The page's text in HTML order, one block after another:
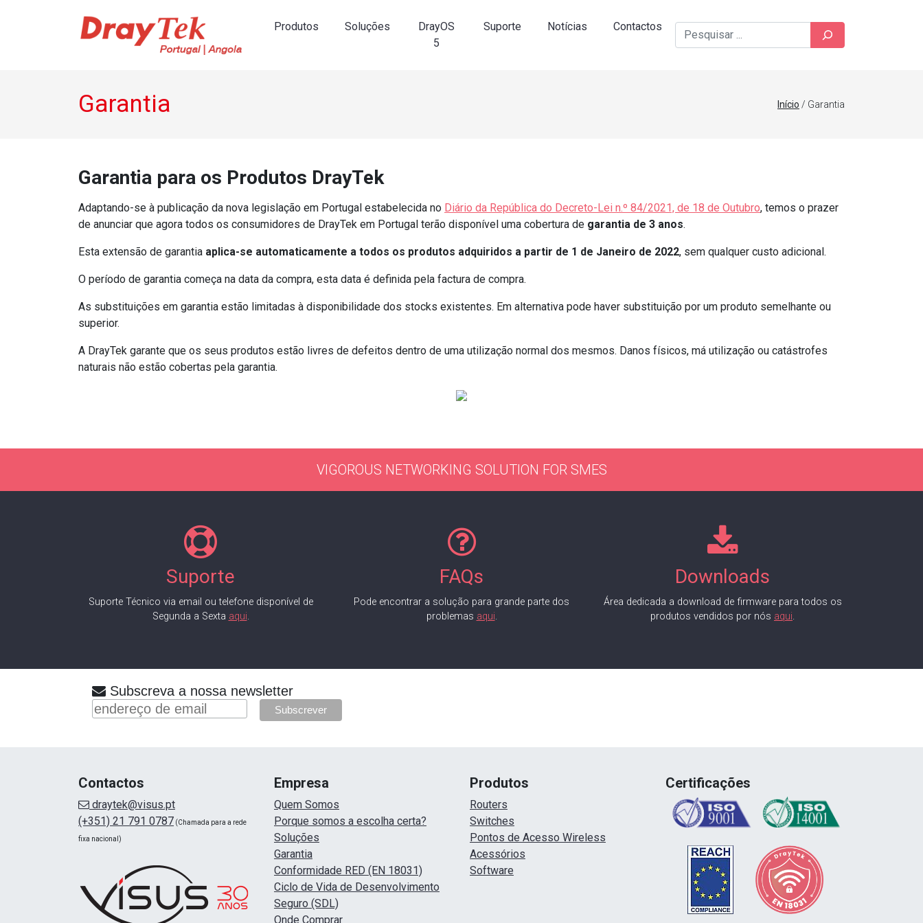
Navegação principal
Produtos Soluções
DrayOS
5
Suporte Notícias Contactos Pesquisar
Garantia Início / Garantia
Garantia para os Produtos DrayTek
Adaptando-se à publicação da nova legislação em Portugal estabelecida no Diário da República do Decreto-Lei n.º 84/2021, de 18 de Outubro, temos o prazer
de anunciar que agora todos os consumidores de DrayTek em Portugal terão disponível uma cobertura de garantia de 3 anos.
Esta extensão de garantia aplica-se automaticamente a todos os produtos adquiridos a partir de 1 de Janeiro de 2022, sem qualquer custo adicional.
O período de garantia começa na data da compra, esta data é definida pela factura de compra.
As substituições em garantia estão limitadas à disponibilidade dos stocks existentes. Em alternativa pode haver substituição por um produto semelhante ou
superior.
A DrayTek garante que os seus produtos estão livres de defeitos dentro de uma utilização normal dos mesmos. Danos físicos, má utilização ou catástrofes
naturais não estão cobertas pela garantia.
VIGOROUS NETWORKING SOLUTION FOR SMES
Suporte
Suporte Técnico via email ou telefone disponível de
Segunda a Sexta aqui.
FAQs
Pode encontrar a solução para grande parte dos
problemas aqui.
Downloads
Área dedicada a download de firmware para todos os
produtos vendidos por nós aqui.
Subscreva a nossa newsletter
Contactos
draytek@visus.pt
(+351) 21 791 0787 (Chamada para a rede
fixa nacional)
Empresa
Quem Somos
Porque somos a escolha certa?
Soluções
Garantia
Conformidade RED (EN 18031)
Ciclo de Vida de Desenvolvimento
Seguro (SDL)
Onde Comprar
Produtos
Routers
Switches
Pontos de Acesso Wireless
Acessórios
Software
Certificações